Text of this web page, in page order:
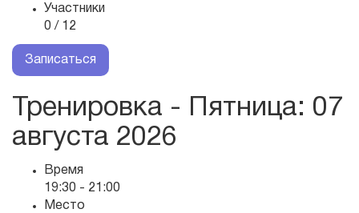
Участники
0 / 12
Записаться
Тренировка - Пятница: 07
августа 2026
Время
19:30 - 21:00
Место